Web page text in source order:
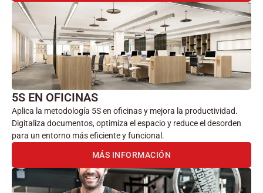
5S EN OFICINAS
Aplica la metodología 5S en oficinas y mejora la productividad.
Digitaliza documentos, optimiza el espacio y reduce el desorden
para un entorno más eficiente y funcional.
MÁS INFORMACIÓN